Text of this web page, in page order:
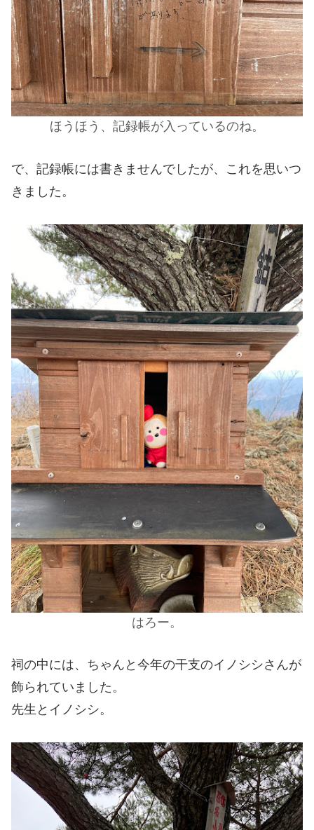
ほうほう、記録帳が入っているのね。
で、記録帳には書きませんでしたが、これを思いつ
きました。
はろー。
祠の中には、ちゃんと今年の干支のイノシシさんが
飾られていました。
先生とイノシシ。